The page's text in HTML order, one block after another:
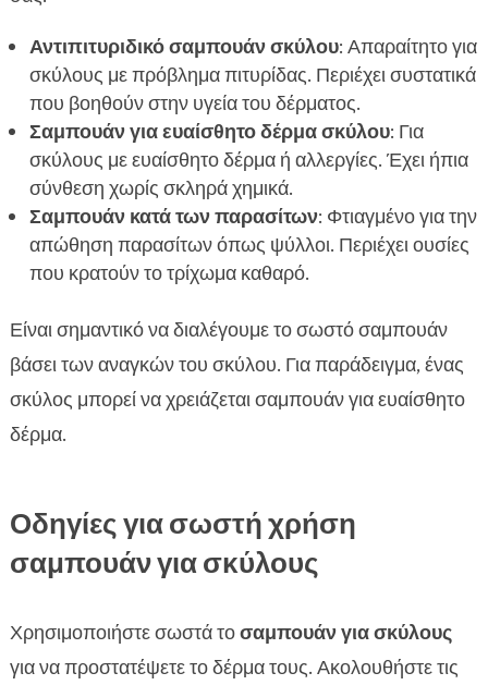
Αντιπιτυριδικό σαμπουάν σκύλου: Απαραίτητο για
σκύλους με πρόβλημα πιτυρίδας. Περιέχει συστατικά
που βοηθούν στην υγεία του δέρματος.
Σαμπουάν για ευαίσθητο δέρμα σκύλου: Για
σκύλους με ευαίσθητο δέρμα ή αλλεργίες. Έχει ήπια
σύνθεση χωρίς σκληρά χημικά.
Σαμπουάν κατά των παρασίτων: Φτιαγμένο για την
απώθηση παρασίτων όπως ψύλλοι. Περιέχει ουσίες
που κρατούν το τρίχωμα καθαρό.
Είναι σημαντικό να διαλέγουμε το σωστό σαμπουάν
βάσει των αναγκών του σκύλου. Για παράδειγμα, ένας
σκύλος μπορεί να χρειάζεται σαμπουάν για ευαίσθητο
δέρμα.
Οδηγίες για σωστή χρήση
σαμπουάν για σκύλους
Χρησιμοποιήστε σωστά τοσαμπουάν για σκύλους
για να προστατέψετε το δέρμα τους. Ακολουθήστε τις